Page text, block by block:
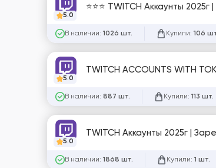
5.0
⭐⭐⭐ TWITCH Аккаунты 2025г |
В наличии: 1026 шт. Купили: 106
5.0
TWITCH ACCOUNTS WITH
В наличии: 887 шт. Купили: 113 шт.
5.0
TWITCH Аккаунты 2025г |
В наличии: 1868 шт. Купили: 1 шт.